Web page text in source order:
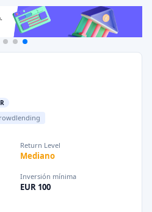
Return Level
Mediano
Inversión mínima
EUR 100